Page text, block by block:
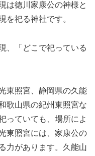
は徳川家康公の神様と
を祀る神社です。
、「どこで祀っている
東照宮、静岡県の久能
歌山県の紀州東照宮な
っていても、場所によ
東照宮には、家康公の
力があります。久能山